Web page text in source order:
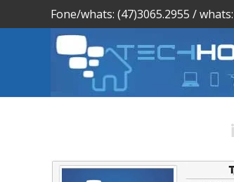
Fone/whats: (47)3065.2955 /